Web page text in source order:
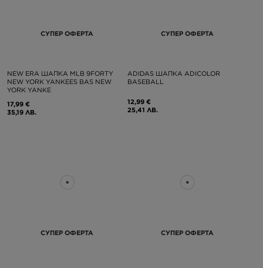
СУПЕР ОФЕРТА
NEW ERA ШАПКА MLB 9FORTY
NEW YORK YANKEES BAS NEW
YORK YANKE
17,99 €
35,19 ЛВ.
СУПЕР ОФЕРТА
ADIDAS ШАПКА ADICOLOR
BASEBALL
12,99 €
25,41 ЛВ.
СУПЕР ОФЕРТА СУПЕР ОФЕРТА